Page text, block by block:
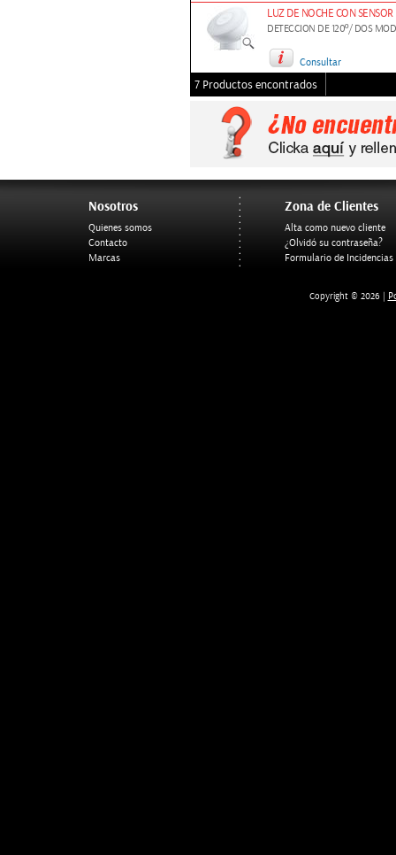
LUZ DE NOCHE CON
DETECCION DE 120º/ DOS
Consultar
7 Productos encontrados
Nosotros
Quienes somos
Contacto
Marcas
Zona de Clientes
Alta como nuevo cliente
¿Olvidó su contraseña?
Formulario de Incidencias
Copyright © 2026 |